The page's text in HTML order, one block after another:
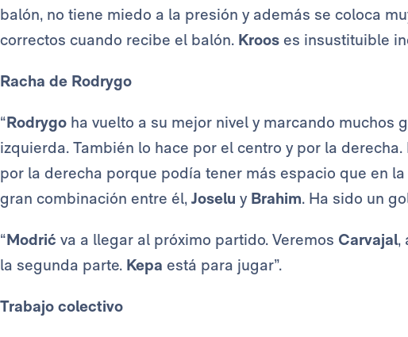
balón, no tiene miedo a la presión y además se coloca
correctos cuando recibe el balón. Kroos es insustituible
Racha de Rodrygo
“Rodrygo ha vuelto a su mejor nivel y marcando muchos
izquierda. También lo hace por el centro y por la
por la derecha porque podía tener más espacio que en
gran combinación entre él, Joselu y Brahim. Ha sido un
“Modrić va a llegar al próximo partido. Veremos Carvajal,
la segunda parte. Kepa está para jugar”.
Trabajo colectivo